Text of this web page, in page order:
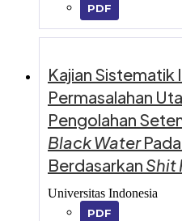
PDF
Kajian Sistematik
Permasalahan
Pengolahan
Black Water
Berdasarkan Shit
Universitas Indonesia
PDF